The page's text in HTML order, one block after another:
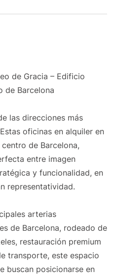
de Gracia – Edificio
de Barcelona
las direcciones más
oficinas en alquiler en
de Barcelona,
entre imagen
y funcionalidad, en
representatividad.
arterias
de Barcelona, rodeado de
restauración premium
transporte, este espacio
buscan posicionarse en